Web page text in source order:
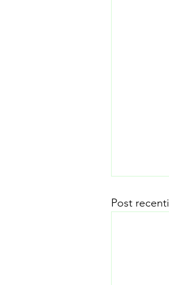
Post recenti